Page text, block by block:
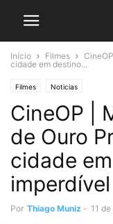
Início Filmes
cidade em destino...
Filmes Noticias
CineOP |
de Ouro
cidade
Por Thiago Muniz - 11